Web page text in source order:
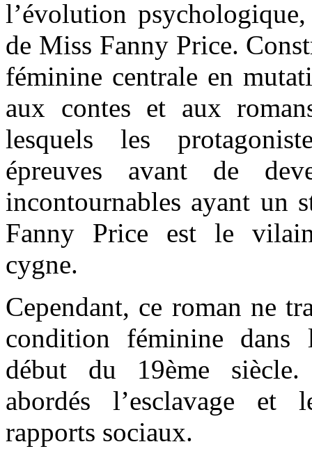
l’évolution
de Miss Fanny Price.
féminine centrale en
aux contes et aux
lesquels les
épreuves avant de
incontournables ayant un
Fanny Price est le
cygne.
Cependant, ce roman ne
condition féminine dans
début du 19ème
abordés l’esclavage et
rapports sociaux.